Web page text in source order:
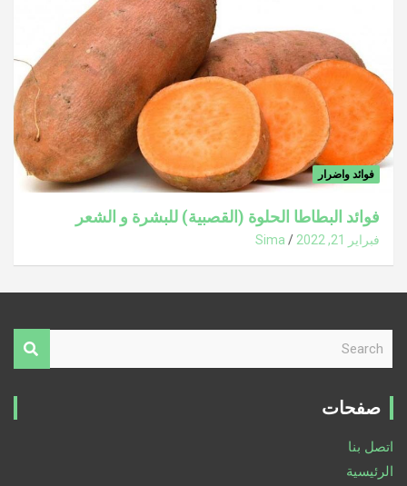
فوائد واضرار
فوائد البطاطا الحلوة (القصبية) للبشرة و الشعر
فبراير 21, 2022 Sima
r
صفحات
اتصل بنا
الرئيسية